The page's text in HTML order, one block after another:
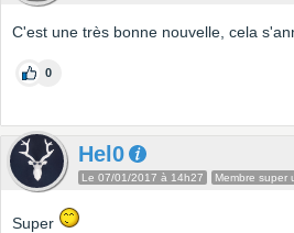
C'est une très bonne nouvelle, cela
0
Hel0
Le 07/01/2017 à 14h27 Membre super
Super